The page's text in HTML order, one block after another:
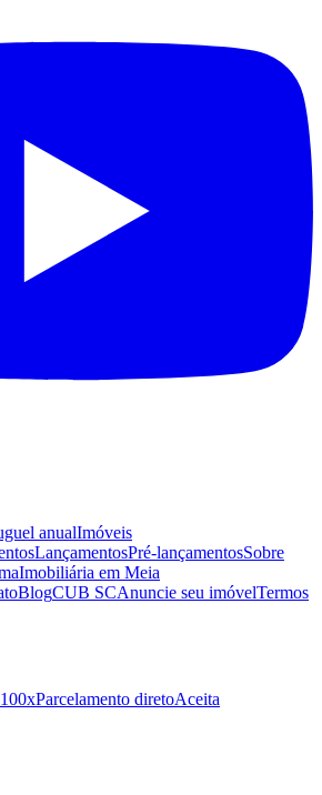
anualImóveis
LançamentosPré-lançamentosSobre
Imobiliária em Meia
BlogCUB SCAnuncie seu imóvelTermos
Parcelamento diretoAceita